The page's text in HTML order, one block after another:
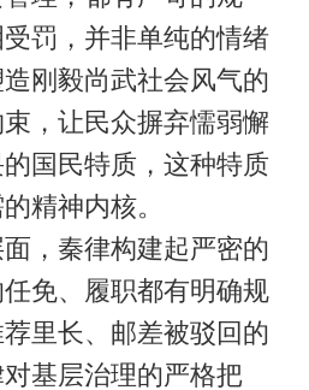
罚，并非单纯的情绪
刚毅尚武社会风气的
，让民众摒弃懦弱懈
国民特质，这种特质
精神内核。
秦律构建起严密的
免、履职都有明确规
里长、邮差被驳回的
基层治理的严格把